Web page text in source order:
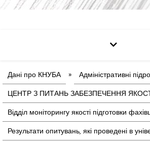
Дані про КНУБА » Адміністративні
ЦЕНТР З ПИТАНЬ ЗАБЕЗПЕЧЕННЯ
Відділ моніторингу якості підготовки
Результати опитувань, які проведені в